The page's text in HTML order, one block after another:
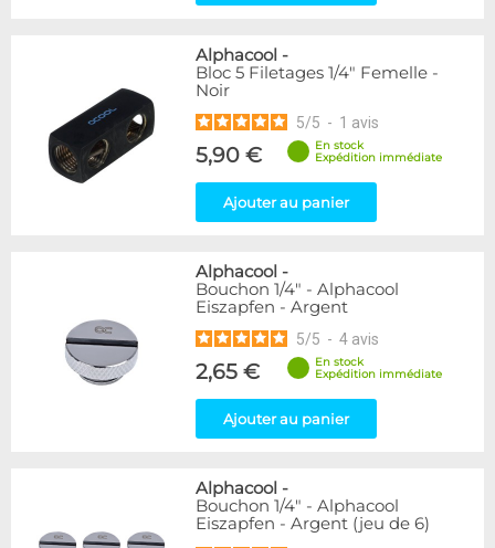
2
Violet
4
Couleur
4
1
Raccord en Y
5
Forme
39
24
53
Mâle / Femelle
Alphacool -
Bloc 5 Filetages 1/4" Femelle -
Noir
5/5 - 1 avis
5,90 €
En stock
Expédition immédiate
Ajouter au panier
Alphacool -
Bouchon 1/4" - Alphacool
Eiszapfen - Argent
5/5 - 4 avis
2,65 €
En stock
Expédition immédiate
Ajouter au panier
Alphacool -
Bouchon 1/4" - Alphacool
Eiszapfen - Argent (jeu de 6)